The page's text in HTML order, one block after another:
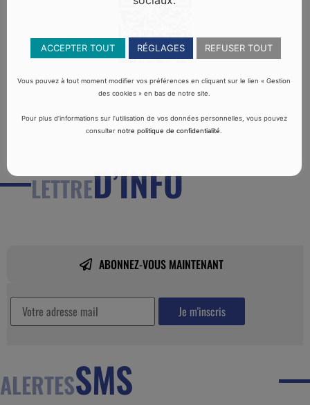
LETTRED’INFO
ABONNEZ-VOUS MAINTENANT
ALERTESSMS
ACCEPTER TOUT RÉGLAGES REFUSER TOUT
Vous pouvez à tout moment modifier vos préférences en cliquant sur le lien « Gestion
des cookies » en bas de notre site.
Pour plus d’informations sur l’utilisation de vos données personnelles, vous pouvez
consulternotre politique de confidentialité.